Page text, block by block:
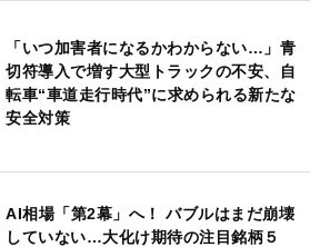
「いつ加害者になるかわからない…」青
切符導入で増す大型トラックの不安、自
転車“車道走行時代”に求められる新たな
安全対策
AI相場「第2幕」へ！ バブルはまだ崩壊
していない…大化け期待の注目銘柄５